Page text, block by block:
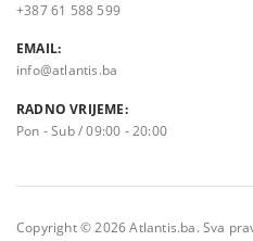
+387 61 588 599
EMAIL:
info@atlantis.ba
RADNO VRIJEME:
Pon - Sub / 09:00 - 20:00
Copyright © 2026 Atlantis.ba. Sva